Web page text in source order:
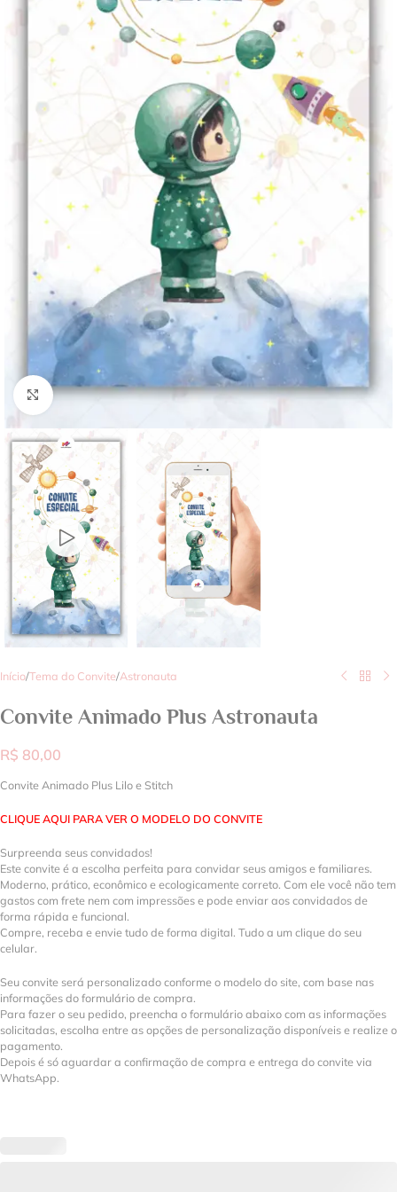
Clique para ampliar
Início/Tema do Convite/Astronauta
Convite Animado Plus Astronauta
R$ 80,00
Convite Animado Plus Lilo e Stitch
CLIQUE AQUI PARA VER O MODELO DO CONVITE
Surpreenda seus convidados!
Este convite é a escolha perfeita para convidar seus amigos e familiares.
Moderno, prático, econômico e ecologicamente correto. Com ele você não tem
gastos com frete nem com impressões e pode enviar aos convidados de
forma rápida e funcional.
Compre, receba e envie tudo de forma digital. Tudo a um clique do seu
celular.
Seu convite será personalizado conforme o modelo do site, com base nas
informações do formulário de compra.
Para fazer o seu pedido, preencha o formulário abaixo com as informações
solicitadas, escolha entre as opções de personalização disponíveis e realize o
pagamento.
Depois é só aguardar a confirmação de compra e entrega do convite via
WhatsApp.